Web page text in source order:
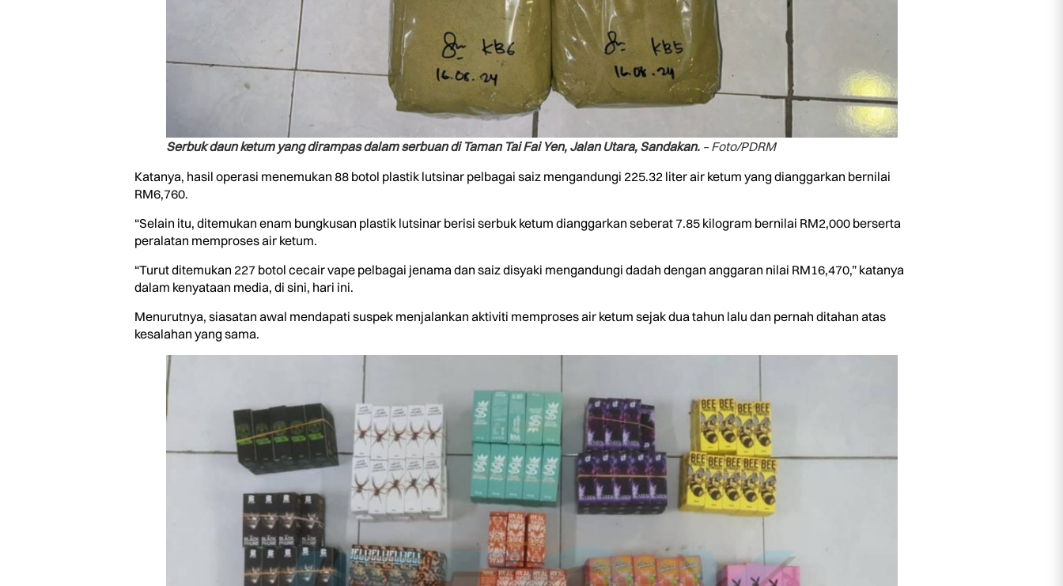
Serbuk daun ketum yang dirampas dalam serbuan di Taman Tai Fai Yen, Jalan Utara, Sandakan. – Foto/PDRM
Katanya, hasil operasi menemukan 88 botol plastik lutsinar pelbagai saiz mengandungi 225.32 liter air ketum yang dianggarkan bernilai
RM6,760.
“Selain itu, ditemukan enam bungkusan plastik lutsinar berisi serbuk ketum dianggarkan seberat 7.85 kilogram bernilai RM2,000 berserta
peralatan memproses air ketum.
“Turut ditemukan 227 botol cecair vape pelbagai jenama dan saiz disyaki mengandungi dadah dengan anggaran nilai RM16,470,” katanya
dalam kenyataan media, di sini, hari ini.
Menurutnya, siasatan awal mendapati suspek menjalankan aktiviti memproses air ketum sejak dua tahun lalu dan pernah ditahan atas
kesalahan yang sama.